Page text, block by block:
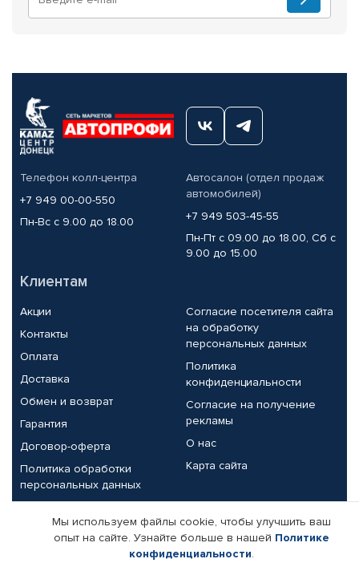
Телефон колл-центра
+7 949 00-00-550
Пн-Вс с 9.00 до 18.00
Автосалон (отдел продаж
автомобилей)
+7 949 503-45-55
Пн-Пт с 09.00 до 18.00, Сб с
9.00 до 15.00
Клиентам
Акции
Контакты
Оплата
Доставка
Обмен и возврат
Гарантия
Договор-оферта
Политика обработки
персональных данных
Согласие посетителя сайта
на обработку
персональных данных
Политика
конфиденциальности
Согласие на получение
рекламы
О нас
Карта сайта
Партнерам
Корпоративным клиентам
Реквизиты компании
Мы используем файлы cookie, чтобы улучшить ваш
опыт на сайте. Узнайте больше в нашей Политике
конфиденциальности.